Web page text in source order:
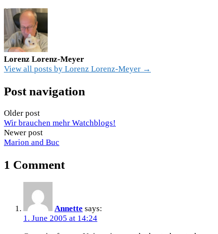
Lorenz Lorenz-Meyer
View all posts by Lorenz Lorenz-Meyer →
Post navigation
Older post
Wir brauchen mehr Watchblogs!
Newer post
Marion and Buc
1 Comment
Annette says:
1. June 2005 at 14:24